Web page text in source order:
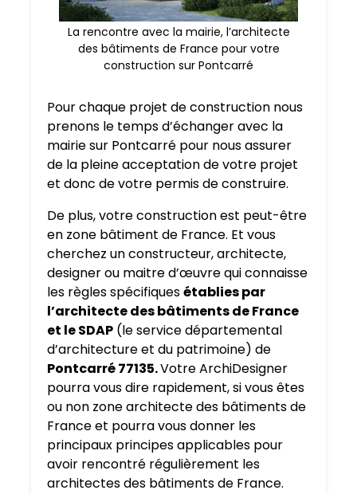
La rencontre avec la mairie, l’architecte
des bâtiments de France pour votre
construction sur Pontcarré
Pour chaque projet de construction nous
prenons le temps d’échanger avec la
mairie sur Pontcarré pour nous assurer
de la pleine acceptation de votre projet
et donc de votre permis de construire.
De plus, votre construction est peut-être
en zone bâtiment de France. Et vous
cherchez un constructeur, architecte,
designer ou maitre d’œuvre qui connaisse
les règles spécifiquesétablies par
l’architecte des bâtiments de France
et le SDAP (le service départemental
d’architecture et du patrimoine) de
Pontcarré 77135.Votre ArchiDesigner
pourra vous dire rapidement, si vous êtes
ou non zone architecte des bâtiments de
France et pourra vous donner les
principaux principes applicables pour
avoir rencontré régulièrement les
architectes des bâtiments de France.